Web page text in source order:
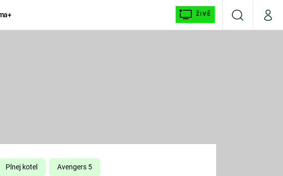
ŽIVĚ
VyhledáváníMůj
KOMEDIE
CHUCK
Plnej kotel Avengers 5